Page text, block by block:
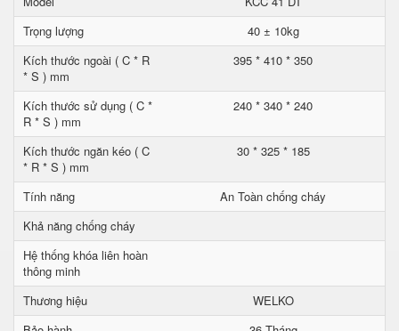
Trọng lượng
40 ± 10kg
Kích thước ngoài ( C * R
* S ) mm
395 * 410 * 350
Kích thước sử dụng ( C *
R * S ) mm
240 * 340 * 240
Kích thước ngăn kéo ( C
* R * S ) mm
30 * 325 * 185
Tính năng
An Toàn chống cháy
Khả năng chống cháy
Hệ thống khóa liên hoàn
thông minh
Thương hiệu
WELKO